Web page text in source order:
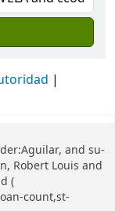
and su-
Robert Louis and
(
count,st-